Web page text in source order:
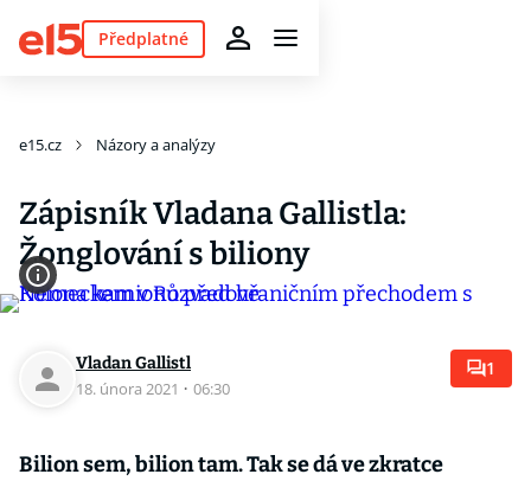
Předplatné
e15.cz Názory a analýzy
Zápisník Vladana Gallistla:
Žonglování s biliony
Vladan Gallistl
18. února 2021 · 06:30
1
Bilion sem, bilion tam. Tak se dá ve zkratce